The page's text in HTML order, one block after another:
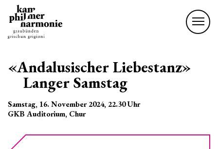
«Andalusischer Liebestanz»
Langer Samstag
Samstag, 16. November 2024, 22.30Uhr
GKB Auditorium, Chur